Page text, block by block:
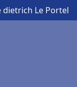
dietrich Le Portel